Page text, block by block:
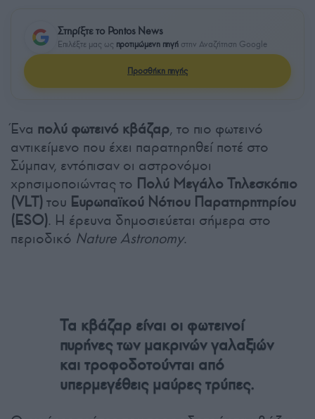
Στηρίξτε το Pontos News
Επιλέξτε μας ως προτιμώμενη πηγή στην Αναζήτηση Google
Προσθήκη πηγής
Ένα πολύ φωτεινό κβάζαρ, το πιο φωτεινό
αντικείμενο που έχει παρατηρηθεί ποτέ στο
Σύμπαν, εντόπισαν οι αστρονόμοι
χρησιμοποιώντας το Πολύ Μεγάλο Τηλεσκόπιο
(VLT)του Ευρωπαϊκού Νότιου Παρατηρητηρίου
(ESO). Η έρευνα δημοσιεύεται σήμερα στο
περιοδικό Nature Astronomy.
Τα κβάζαρ είναι οι φωτεινοί
πυρήνες των μακρινών γαλαξιών
και τροφοδοτούνται από
υπερμεγέθεις μαύρες τρύπες.